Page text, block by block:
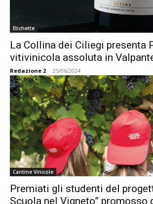
Etichette
La Collina dei Ciliegi presenta
vitivinicola assoluta in
Redazione 2 - 25/06/2024
Cantine Vinicole
Premiati gli studenti del
Scuola nel Vigneto” promosso